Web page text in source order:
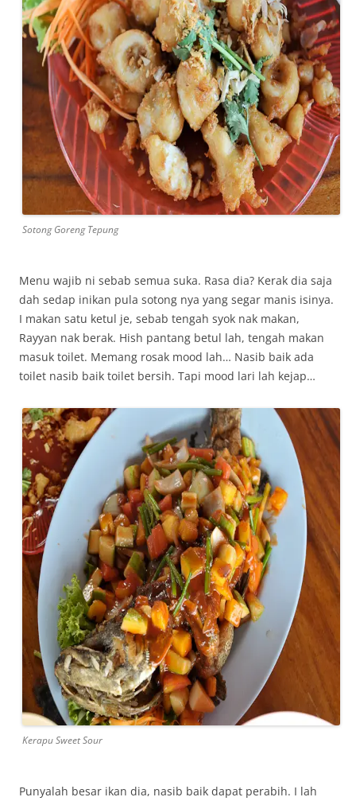
Sotong Goreng Tepung
Menu wajib ni sebab semua suka. Rasa dia? Kerak dia saja
dah sedap inikan pula sotong nya yang segar manis isinya.
I makan satu ketul je, sebab tengah syok nak makan,
Rayyan nak berak. Hish pantang betul lah, tengah makan
masuk toilet. Memang rosak mood lah… Nasib baik ada
toilet nasib baik toilet bersih. Tapi mood lari lah kejap…
Kerapu Sweet Sour
Punyalah besar ikan dia, nasib baik dapat perabih. I lah